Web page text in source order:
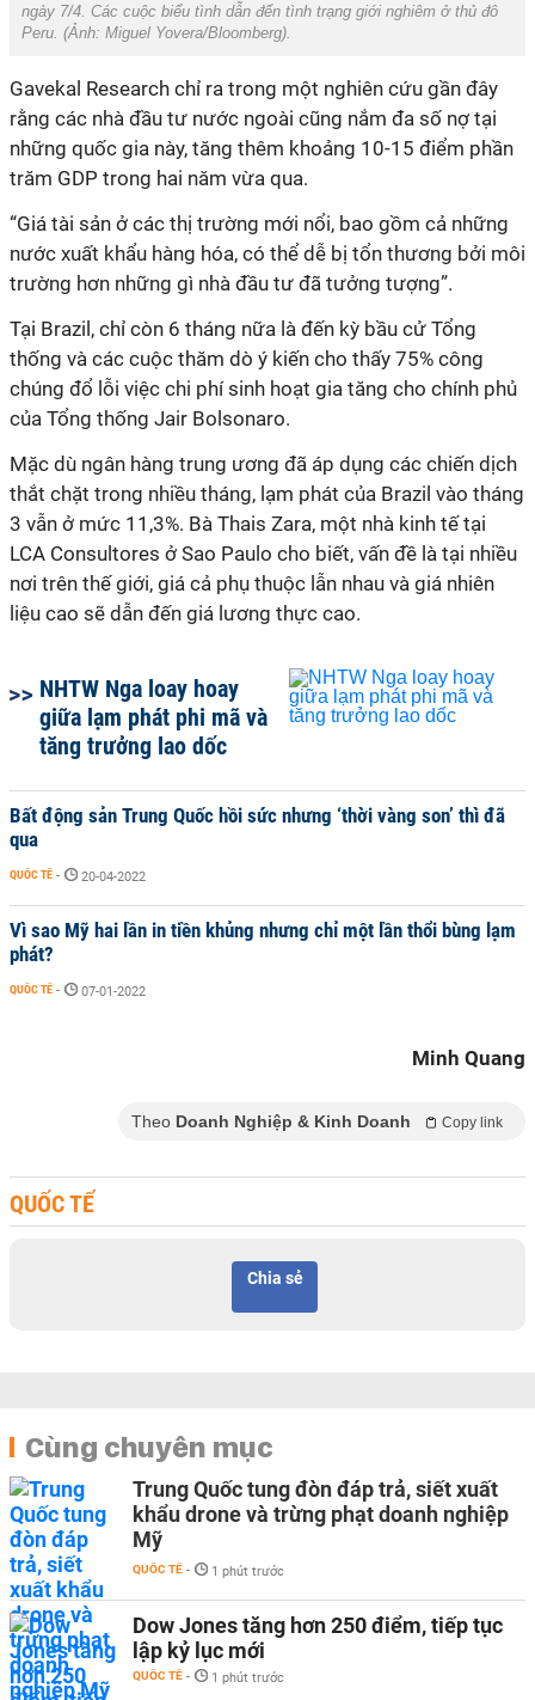
ngày 7/4. Các cuộc biểu tình dẫn đến tình trạng giới nghiêm ở thủ đô
Peru. (Ảnh: Miguel Yovera/Bloomberg).
Gavekal Research chỉ ra trong một nghiên cứu gần đây
rằng các nhà đầu tư nước ngoài cũng nắm đa số nợ tại
những quốc gia này, tăng thêm khoảng 10-15 điểm phần
trăm GDP trong hai năm vừa qua.
“Giá tài sản ở các thị trường mới nổi, bao gồm cả những
nước xuất khẩu hàng hóa, có thể dễ bị tổn thương bởi môi
trường hơn những gì nhà đầu tư đã tưởng tượng”.
Tại Brazil, chỉ còn 6 tháng nữa là đến kỳ bầu cử Tổng
thống và các cuộc thăm dò ý kiến cho thấy 75% công
chúng đổ lỗi việc chi phí sinh hoạt gia tăng cho chính phủ
của Tổng thống Jair Bolsonaro.
Mặc dù ngân hàng trung ương đã áp dụng các chiến dịch
thắt chặt trong nhiều tháng, lạm phát của Brazil vào tháng
3 vẫn ở mức 11,3%. Bà Thais Zara, một nhà kinh tế tại
LCA Consultores ở Sao Paulo cho biết, vấn đề là tại nhiều
nơi trên thế giới, giá cả phụ thuộc lẫn nhau và giá nhiên
liệu cao sẽ dẫn đến giá lương thực cao.
NHTW Nga loay hoay
giữa lạm phát phi mã và
tăng trưởng lao dốc
Bất động sản Trung Quốc hồi sức nhưng ‘thời vàng son’ thì đã
qua
QUỐC TẾ - 20-04-2022
Vì sao Mỹ hai lần in tiền khủng nhưng chỉ một lần thổi bùng lạm
phát?
QUỐC TẾ - 07-01-2022
Minh Quang
Theo Doanh Nghiệp & Kinh Doanh Copy link
QUỐC TẾ
Chia sẻ
Cùng chuyên mục
Trung Quốc tung đòn đáp trả, siết xuất
khẩu drone và trừng phạt doanh nghiệp
Mỹ
QUỐC TẾ - 1 phút trước
Dow Jones tăng hơn 250 điểm, tiếp tục
lập kỷ lục mới
QUỐC TẾ - 1 phút trước